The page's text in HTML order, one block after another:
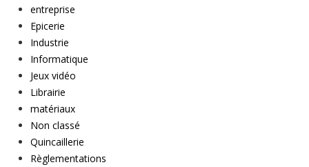
entreprise
Epicerie
Industrie
Informatique
Jeux vidéo
Librairie
matériaux
Non classé
Quincaillerie
Règlementations